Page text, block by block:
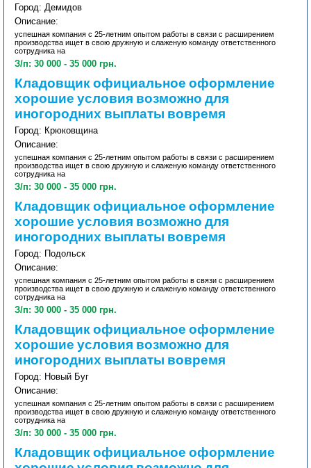
Город: Демидов
Описание:
успешная компания с 25-летним опытом работы в связи с расширением
производства ищет в свою дружную и слаженую команду ответственного
сотрудника на
З/п: 30 000 - 35 000 грн.
Кладовщик официальное оформление
хорошие условия возможно для
иногородних выплаты вовремя
Город: Крюковщина
Описание:
успешная компания с 25-летним опытом работы в связи с расширением
производства ищет в свою дружную и слаженую команду ответственного
сотрудника на
З/п: 30 000 - 35 000 грн.
Кладовщик официальное оформление
хорошие условия возможно для
иногородних выплаты вовремя
Город: Подольск
Описание:
успешная компания с 25-летним опытом работы в связи с расширением
производства ищет в свою дружную и слаженую команду ответственного
сотрудника на
З/п: 30 000 - 35 000 грн.
Кладовщик официальное оформление
хорошие условия возможно для
иногородних выплаты вовремя
Город: Новый Буг
Описание:
успешная компания с 25-летним опытом работы в связи с расширением
производства ищет в свою дружную и слаженую команду ответственного
сотрудника на
З/п: 30 000 - 35 000 грн.
Кладовщик официальное оформление